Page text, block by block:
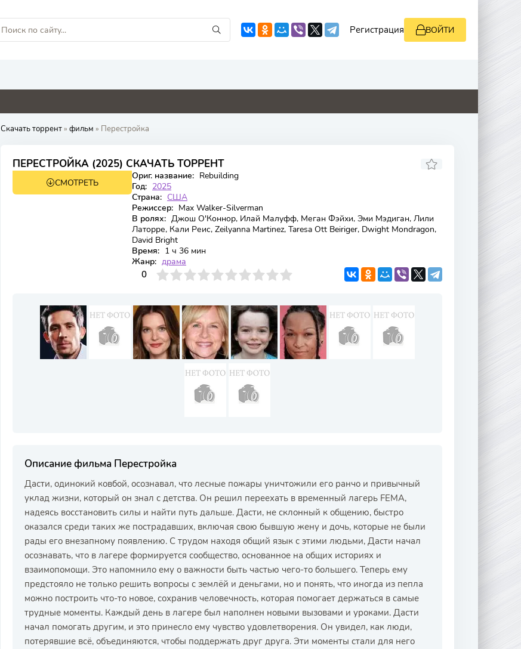
Регистрация ВОЙТИ
0 0 0 0 8.8 0 0
Скачать торрент» фильм » Перестройка
ПЕРЕСТРОЙКА (2025) СКАЧАТЬ ТОРРЕНТ
7.1
СМОТРЕТЬ
Ориг. название: Rebuilding
Год: 2025
Страна: США
Режиссер: Max Walker-Silverman
В ролях: Джош О'Коннор, Илай Малуфф, Меган Фэйхи, Эми Мэдиган, Лили
Латорре, Кали Реис, Zeilyanna Martinez, Taresa Ott Beiriger, Dwight Mondragon,
David Bright
Время: 1 ч 36 мин
Жанр: драма
0
4 6 7 8 9 10
Описание фильма Перестройка
Дасти, одинокий ковбой, осознавал, что лесные пожары уничтожили его ранчо и привычный
уклад жизни, который он знал с детства. Он решил переехать в временный лагерь FEMA,
надеясь восстановить силы и найти путь дальше. Дасти, не склонный к общению, быстро
оказался среди таких же пострадавших, включая свою бывшую жену и дочь, которые не были
рады его внезапному появлению. С трудом находя общий язык с этими людьми, Дасти начал
осознавать, что в лагере формируется сообщество, основанное на общих историях и
взаимопомощи. Это напомнило ему о важности быть частью чего-то большего. Теперь ему
предстояло не только решить вопросы с землёй и деньгами, но и понять, что иногда из пепла
можно построить что-то новое, сохранив человечность, которая помогает держаться в самые
трудные моменты. Каждый день в лагере был наполнен новыми вызовами и уроками. Дасти
начал помогать другим, и это принесло ему чувство удовлетворения. Он увидел, как люди,
потерявшие всё, объединяются, чтобы поддержать друг друга. Эти моменты стали для него